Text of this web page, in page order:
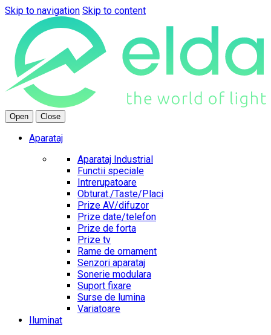
Skip to navigation Skip to content
Open Close
Aparataj
Aparataj Industrial
Functii speciale
Intrerupatoare
Obturat./Taste/Placi
Prize AV/difuzor
Prize date/telefon
Prize de forta
Prize tv
Rame de ornament
Senzori aparataj
Sonerie modulara
Suport fixare
Surse de lumina
Variatoare
Iluminat